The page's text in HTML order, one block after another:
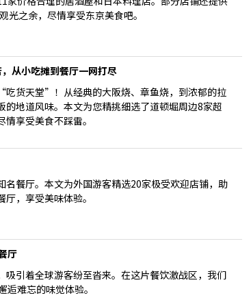
光之余，尽情享受东京美食吧。
从小吃摊到餐厅一网打尽
货天堂”！从经典的大阪烧、章鱼烧，到浓郁的拉
的地道风味。本文为您精挑细选了道顿堀周边8家超
享受美食不踩雷。
名餐厅。本文为外国游客精选20家极受欢迎店铺，助
，享受美味体验。
厅
吸引着全球游客纷至沓来。在这片餐饮激战区，我们
难忘的味觉体验。